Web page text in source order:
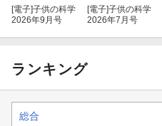
[電子]子供の科学
2026年9月号
[電子]子供の科学
2026年7月号
ランキング
総合